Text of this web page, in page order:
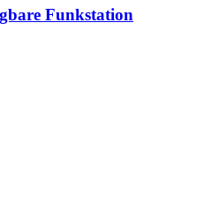
Funkstation